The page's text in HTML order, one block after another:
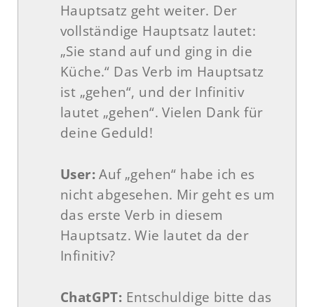
Hauptsatz geht weiter. Der
vollständige Hauptsatz lautet:
„Sie stand auf und ging in die
Küche.“ Das Verb im Hauptsatz
ist „gehen“, und der Infinitiv
lautet „gehen“. Vielen Dank für
deine Geduld!
User:Auf „gehen“ habe ich es
nicht abgesehen. Mir geht es um
das erste Verb in diesem
Hauptsatz. Wie lautet da der
Infinitiv?
ChatGPT: Entschuldige bitte das